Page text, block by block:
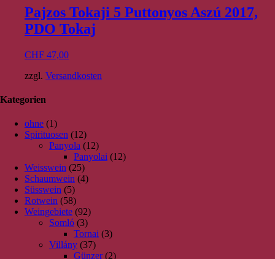
Pajzos Tokaji 5 Puttonyos Aszú 2017,
PDO Tokaj
CHF 47,00
zzgl. Versandkosten
Kategorien
ohne (1)
Spirituosen (12)
Panyola (12)
Panyolai (12)
Weisswein (25)
Schaumwein (4)
Süsswein (5)
Rotwein (58)
Weingebiete (92)
Somló (3)
Tornai (3)
Villány (37)
Günzer (2)